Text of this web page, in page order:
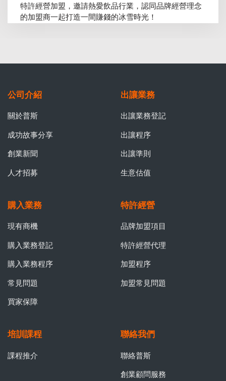
特許經營加盟，邀請熱愛飲品行業，認同品牌經營理念
的加盟商一起打造一間賺錢的冰雪時光！
公司介紹
關於普斯
成功故事分享
創業新聞
人才招募
出讓業務
出讓業務登記
出讓程序
出讓準則
生意估值
購入業務
現有商機
購入業務登記
購入業務程序
常見問題
買家保障
特許經營
品牌加盟項目
特許經營代理
加盟程序
加盟常見問題
培訓課程
課程推介
聯絡我們
聯絡普斯
創業顧問服務